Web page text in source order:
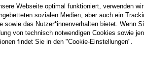
Webseite optimal funktioniert, verwenden
sozialen Medien, aber auch ein
sowie das Nutzer*innenverhalten bietet. Wenn
von technisch notwendigen Cookies sowie
findet Sie in den "Cookie-Einstellungen".